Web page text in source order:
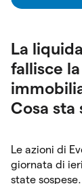
La
fallisce
Cosa sta
Le azioni di
giornata di
state